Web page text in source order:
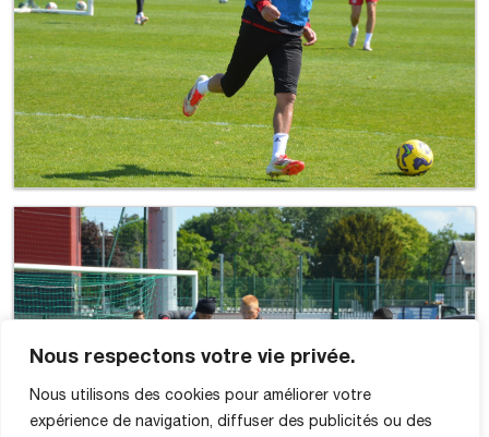
Nous respectons votre vie privée.
Nous utilisons des cookies pour améliorer votre
expérience de navigation, diffuser des publicités ou des